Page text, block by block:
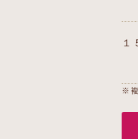
１
※複